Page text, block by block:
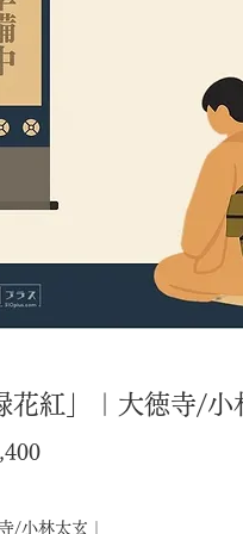
花紅」｜大徳寺/小
価
/小林太玄｜